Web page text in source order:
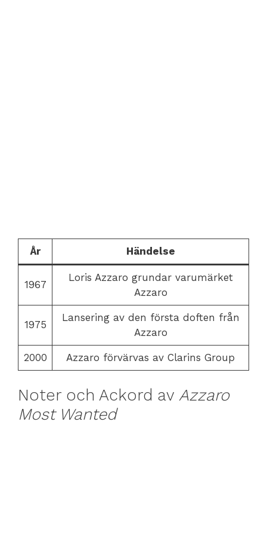
År Händelse
1967
Loris Azzaro grundar varumärket
Azzaro
1975
Lansering av den första doften från
Azzaro
2000 Azzaro förvärvas av Clarins Group
Noter och Ackord av Azzaro
Most Wanted